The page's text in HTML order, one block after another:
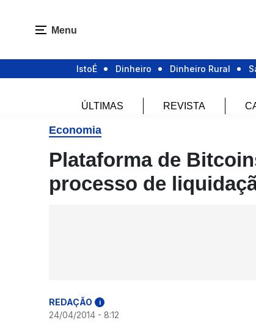
Menu
IstoÉ Dinheiro Dinheiro Rural
ÚLTIMAS REVISTA
Economia
Plataforma de
processo de
REDAÇÃO i
24/04/2014 - 8:12